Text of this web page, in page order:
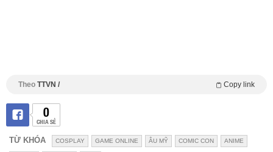
Theo TTVN / Copy link
0
CHIA SẺ
TỪ KHÓA COSPLAY GAME ONLINE ÂU MỸ COMIC CON ANIME